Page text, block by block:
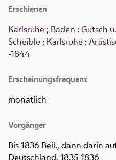
Erschienen
Karlsruhe ; Baden : Gutsch
Scheible ; Karlsruhe :
-1844
Erscheinungsfrequenz
monatlich
Vorgänger
Bis 1836 Beil., dann darin
Deutschland, 1835-1836